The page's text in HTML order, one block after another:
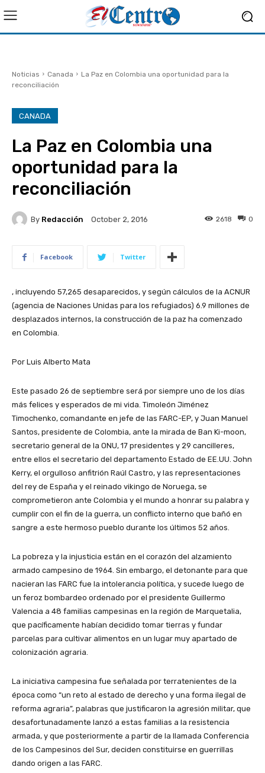
Noticias Canada
La Paz en Colombia una oportunidad para la
reconciliación
CANADA
La Paz en Colombia una
oportunidad para la
reconciliación
By Redacción October 2, 2016 0
2618
Facebook Twitter
, incluyendo 57,265 desaparecidos, y según cálculos de la ACNUR
(agencia de Naciones Unidas para los refugiados) 6.9 millones de
desplazados internos, la construcción de la paz ha comenzado
en Colombia.
Por Luis Alberto Mata
Este pasado 26 de septiembre será por siempre uno de los días
más felices y esperados de mi vida. Timoleón Jiménez
Timochenko, comandante en jefe de las FARC-EP, y Juan Manuel
Santos, presidente de Colombia, ante la mirada de Ban Ki-moon,
secretario general de la ONU, 17 presidentes y 29 cancilleres,
entre ellos el secretario del departamento Estado de EE.UU. John
Kerry, el orgulloso anfitrión Raúl Castro, y las representaciones
del rey de España y el reinado vikingo de Noruega, se
comprometieron ante Colombia y el mundo a honrar su palabra y
cumplir con el fin de la guerra, un conflicto interno que bañó en
sangre a este hermoso pueblo durante los últimos 52 años.
La pobreza y la injusticia están en el corazón del alzamiento
armado campesino de 1964. Sin embargo, el detonante para que
nacieran las FARC fue la intolerancia política, y sucede luego de
un feroz bombardeo ordenado por el presidente Guillermo
Valencia a 48 familias campesinas en la región de Marquetalia,
que pacíficamente habían decidido tomar tierras y fundar
parcelas para cultivar alimentos en un lugar muy apartado de
colonización agraria.
La iniciativa campesina fue señalada por terratenientes de la
época como “un reto al estado de derecho y una forma ilegal de
reforma agraria”, palabras que justificaron la agresión militar, que
desafortunadamente lanzó a estas familias a la resistencia
armada, y que posteriormente a partir de la llamada Conferencia
de los Campesinos del Sur, deciden constituirse en guerrillas
dando origen a las FARC.